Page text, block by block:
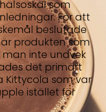
som
För att
beslutade
produkten som
inte undvek
det primärt
Kittycola som var
istället för